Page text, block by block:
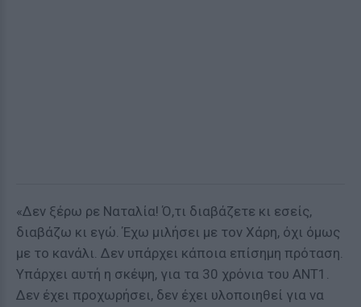
«Δεν ξέρω ρε Ναταλία! Ό,τι διαβάζετε κι εσείς,
διαβάζω κι εγώ. Έχω μιλήσει με τον Χάρη, όχι όμως
με το κανάλι. Δεν υπάρχει κάποια επίσημη πρόταση.
Υπάρχει αυτή η σκέψη, για τα 30 χρόνια του ΑΝΤ1.
Δεν έχει προχωρήσει, δεν έχει υλοποιηθεί για να